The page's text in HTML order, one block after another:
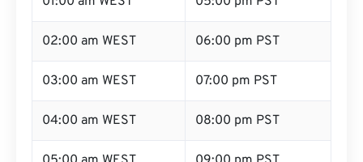
02:00 am WEST 06:00 pm PST
03:00 am WEST 07:00 pm PST
04:00 am WEST 08:00 pm PST